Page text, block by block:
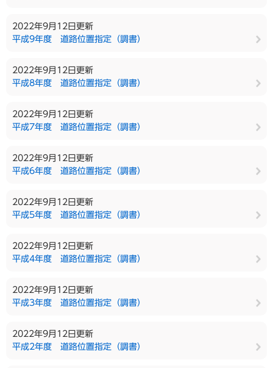
2022年9月12日更新
平成9年度 道路位置指定（調書）
2022年9月12日更新
平成8年度 道路位置指定（調書）
2022年9月12日更新
平成7年度 道路位置指定（調書）
2022年9月12日更新
平成6年度 道路位置指定（調書）
2022年9月12日更新
平成5年度 道路位置指定（調書）
2022年9月12日更新
平成4年度 道路位置指定（調書）
2022年9月12日更新
平成3年度 道路位置指定（調書）
2022年9月12日更新
平成2年度 道路位置指定（調書）